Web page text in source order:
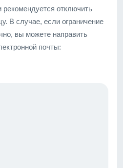
рекомендуется отключить
В случае, если ограничение
вы можете направить
почты: